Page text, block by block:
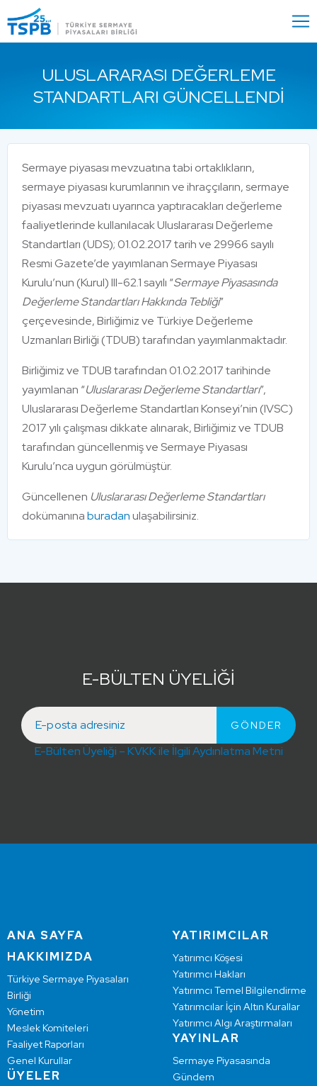
Close
ULUSLARARASI DEĞERLEME
STANDARTLARI GÜNCELLENDI
Sermaye piyasası mevzuatına tabi ortaklıkların,
sermaye piyasası kurumlarının ve ihraççıların, sermaye
piyasası mevzuatı uyarınca yaptıracakları değerleme
faaliyetlerinde kullanılacak Uluslararası Değerleme
Standartları (UDS); 01.02.2017 tarih ve 29966 sayılı
Resmi Gazete’de yayımlanan Sermaye Piyasası
Kurulu’nun (Kurul) III-62.1 sayılı “Sermaye Piyasasında
Değerleme Standartları Hakkında Tebliği”
çerçevesinde, Birliğimiz ve Türkiye Değerleme
Uzmanları Birliği (TDUB) tarafından yayımlanmaktadır.
Birliğimiz ve TDUB tarafından 01.02.2017 tarihinde
yayımlanan “Uluslararası Değerleme Standartları”,
Uluslararası Değerleme Standartları Konseyi’nin (IVSC)
2017 yılı çalışması dikkate alınarak, Birliğimiz ve TDUB
tarafından güncellenmiş ve Sermaye Piyasası
Kurulu’nca uygun görülmüştür.
Güncellenen Uluslararası Değerleme Standartları
dokümanınaburadanulaşabilirsiniz.
E-BÜLTEN ÜYELİĞİ
E-Bülten Üyeliği – KVKK ile İlgili Aydınlatma Metni
ANA SAYFA
HAKKIMIZDA
Türkiye Sermaye Piyasaları
Birliği
Yönetim
Meslek Komiteleri
Faaliyet Raporları
Genel Kurullar
ÜYELER
YATIRIMCILAR
Yatırımcı Köşesi
Yatırımcı Hakları
Yatırımcı Temel Bilgilendirme
Yatırımcılar İçin Altın Kurallar
Yatırımcı Algı Araştırmaları
YAYINLAR
Sermaye Piyasasında
Gündem